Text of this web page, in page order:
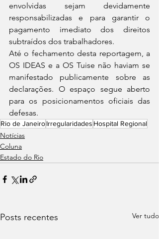
envolvidas sejam devidamente
responsabilizadas e para garantir o
pagamento imediato dos direitos
subtraídos dos trabalhadores.
Até o fechamento desta reportagem, a
OS IDEAS e a OS Tuise não haviam se
manifestado publicamente sobre as
declarações. O espaço segue aberto
para os posicionamentos oficiais das
defesas.
Rio de JaneiroIrregularidades Hospital Regional
Notícias
Coluna
Estado do Rio
Posts recentes Ver tudo